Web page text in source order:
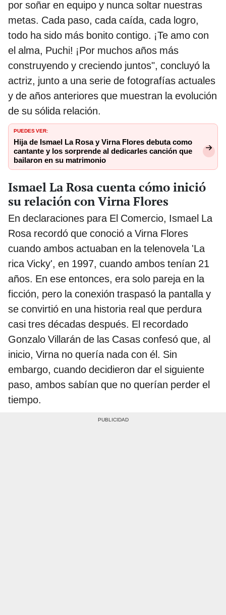
por soñar en equipo y nunca soltar nuestras
metas. Cada paso, cada caída, cada logro,
todo ha sido más bonito contigo. ¡Te amo con
el alma, Puchi! ¡Por muchos años más
construyendo y creciendo juntos", concluyó la
actriz, junto a una serie de fotografías actuales
y de años anteriores que muestran la evolución
de su sólida relación.
PUEDES VER:
Hija de Ismael La Rosa y Virna Flores debuta como
cantante y los sorprende al dedicarles canción que
bailaron en su matrimonio
Ismael La Rosa cuenta cómo inició
su relación con Virna Flores
En declaraciones para El Comercio, Ismael La
Rosa recordó que conoció a Virna Flores
cuando ambos actuaban en la telenovela 'La
rica Vicky', en 1997, cuando ambos tenían 21
años. En ese entonces, era solo pareja en la
ficción, pero la conexión traspasó la pantalla y
se convirtió en una historia real que perdura
casi tres décadas después. El recordado
Gonzalo Villarán de las Casas confesó que, al
inicio, Virna no quería nada con él. Sin
embargo, cuando decidieron dar el siguiente
paso, ambos sabían que no querían perder el
tiempo.